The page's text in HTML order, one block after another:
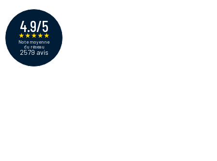
4.9/5
★★★★★
Note moyenne
du réseau
2579 avis